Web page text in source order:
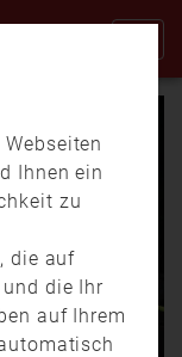
Ihnen ein
zu
die auf
die Ihr
auf Ihrem